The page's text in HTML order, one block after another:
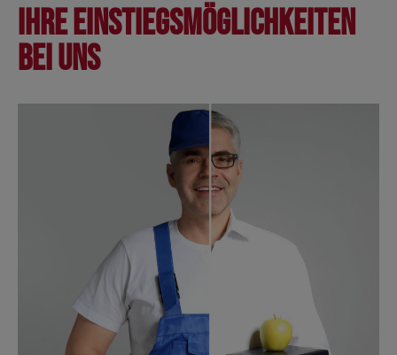
Ihre Einstiegsmöglichkeiten
bei uns